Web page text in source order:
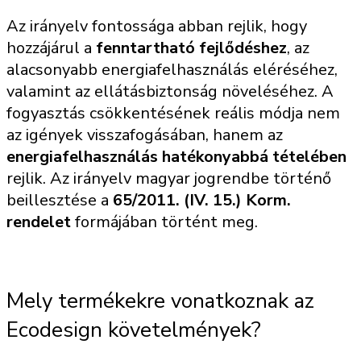
Az irányelv fontossága abban rejlik, hogy
hozzájárul a fenntartható fejlődéshez, az
alacsonyabb energiafelhasználás eléréséhez,
valamint az ellátásbiztonság növeléséhez. A
fogyasztás csökkentésének reális módja nem
az igények visszafogásában, hanem az
energiafelhasználás hatékonyabbá tételében
rejlik. Az irányelv magyar jogrendbe történő
beillesztése a 65/2011. (IV. 15.) Korm.
rendeletformájában történt meg.
Mely termékekre vonatkoznak az
Ecodesign követelmények?